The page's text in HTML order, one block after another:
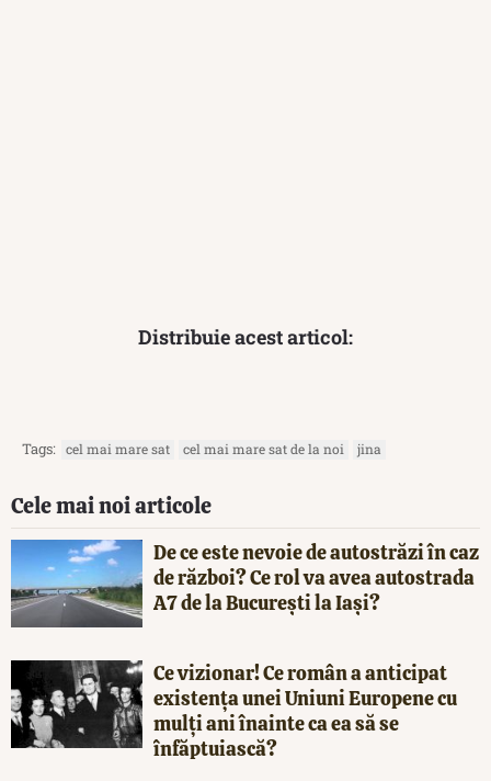
Distribuie acest articol:
Tags: cel mai mare sat cel mai mare sat de la noi jina
Cele mai noi articole
De ce este nevoie de autostrăzi în caz
de război? Ce rol va avea autostrada
A7 de la București la Iași?
Ce vizionar! Ce român a anticipat
existența unei Uniuni Europene cu
mulți ani înainte ca ea să se
înfăptuiască?